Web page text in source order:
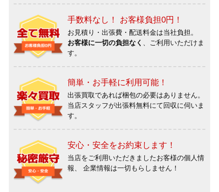
手数料なし！ お客様負担0円！
お見積り・出張費・配送料金は当社負担。
お客様に一切の負担なく 、ご利用いただけま
す。
簡単・お手軽に利用可能！
出張買取であれば梱包の必要はありません。
当店スタッフが出張料無料にて回収に伺いま
す。
安心・安全をお約束します！
当店をご利用いただきましたお客様の個人情
報、 企業情報は一切もらしません！